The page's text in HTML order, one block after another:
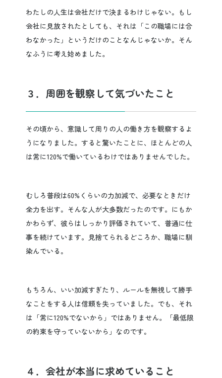
わたしの人生は会社だけで決まるわけじゃない。もし
会社に見放されたとしても、それは「この職場には合
わなかった」というだけのことなんじゃないか。そん
なふうに考え始めました。
３．周囲を観察して気づいたこと
その頃から、意識して周りの人の働き方を観察するよ
うになりました。すると驚いたことに、ほとんどの人
は常に120%で働いているわけではありませんでした。
むしろ普段は60%くらいの力加減で、必要なときだけ
全力を出す。そんな人が大多数だったのです。にもか
かわらず、彼らはしっかり評価されていて、普通に仕
事を続けています。見捨てられるどころか、職場に馴
染んでいる。
もちろん、いい加減すぎたり、ルールを無視して勝手
なことをする人は信頼を失っていました。でも、それ
は「常に120%でないから」ではありません。「最低限
の約束を守っていないから」なのです。
４．会社が本当に求めていること